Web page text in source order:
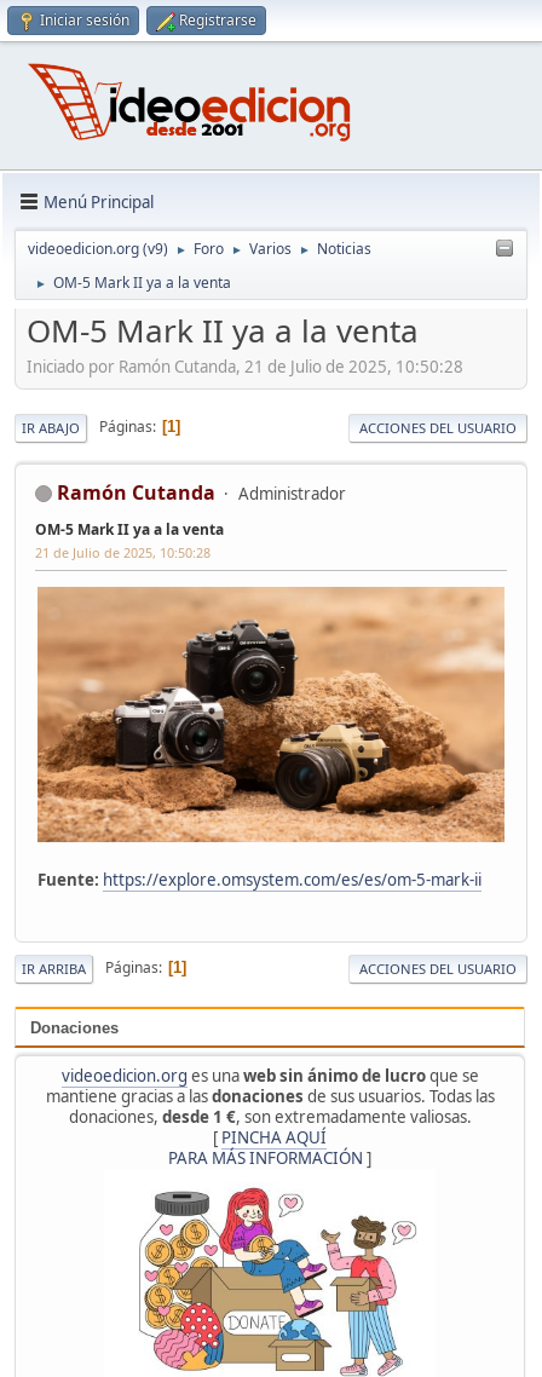
Iniciar sesión Registrarse
Menú Principal
videoedicion.org (v9) ► Foro ► Varios ► Noticias
► OM-5 Mark II ya a la venta
Donaciones
videoedicion.org es unaweb sin ánimo de lucroque se
mantiene gracias a lasdonaciones de sus usuarios. Todas las
donaciones, desde 1 €, son extremadamente valiosas.
[ PINCHA AQUÍ
PARA MÁS INFORMACIÓN ]
OM-5 Mark II ya a la venta
Iniciado por Ramón Cutanda, 21 de Julio de 2025, 10:50:28
IR ABAJO Páginas 1 ACCIONES DEL USUARIO
Ramón Cutanda Administrador
OM-5 Mark II ya a la venta
21 de Julio de 2025, 10:50:28
Fuente: https://explore.omsystem.com/es/es/om-5-mark-ii
IR ARRIBA Páginas 1 ACCIONES DEL USUARIO